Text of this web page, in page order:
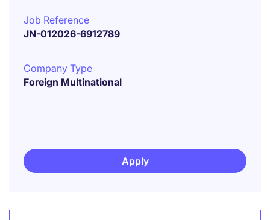
Job Reference
JN-012026-6912789
Company Type
Foreign Multinational
Apply